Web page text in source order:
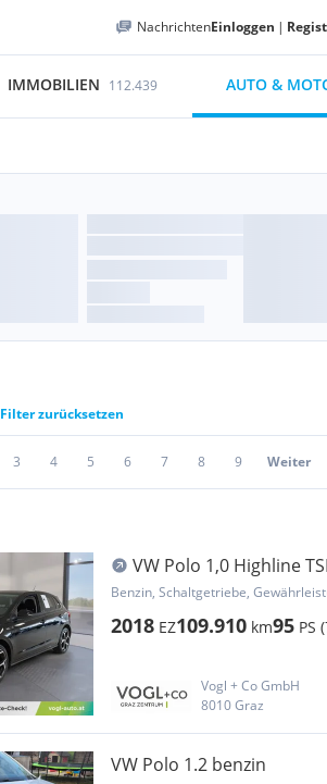
NachrichtenEinloggen |
IMMOBILIEN 112.439 AUTO &
Filter zurücksetzen
3 4 5 6 7 8 9 Weiter
VW Polo 1,0 Highline TSI
Benzin, Schaltgetriebe,
2018 EZ109.910 km95 PS
Vogl + Co GmbH
8010 Graz
VW Polo 1.2 benzin